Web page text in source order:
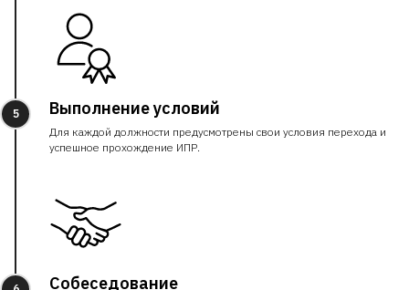
5 Выполнение условий
Для каждой должности предусмотрены свои условия перехода и
успешное прохождение ИПР.
Собеседование